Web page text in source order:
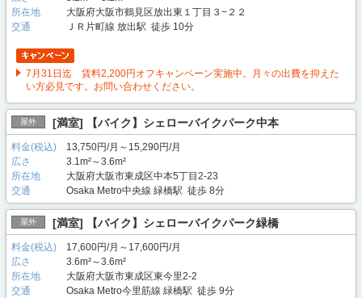
所在地
大阪府大阪市鶴見区放出東１丁目３−２２
交通
ＪＲ片町線 放出駅 徒歩 10分
7月31日迄 賃料2,200円オフキャンペーン実施中。月々の出費を抑えた
い方必見です。お問い合わせください。
屋外 [満室] 【バイク】シェローバイクパーク中本
料金(税込)
13,750円/月～15,290円/月
広さ
3.1m²～3.6m²
所在地
大阪府大阪市東成区中本5丁目2-23
交通
Osaka Metro中央線 緑橋駅 徒歩 8分
屋外 [満室] 【バイク】シェローバイクパーク緑橋
料金(税込)
17,600円/月～17,600円/月
広さ
3.6m²～3.6m²
所在地
大阪府大阪市東成区東今里2-2
交通
Osaka Metro今里筋線 緑橋駅 徒歩 9分